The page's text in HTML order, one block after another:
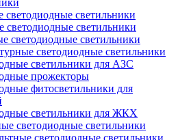
светильники
светодиодные светильники
светодиодные светильники
светодиодные светильники
светильники для АЗС
прожекторы
фитосветильники для
светильники для ЖКХ
светодиодные светильники
светодиодные светильники